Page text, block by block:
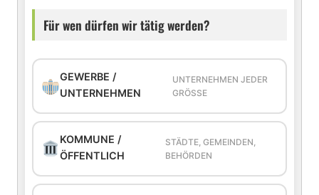
Für wen dürfen wir tätig werden?
GEWERBE /
UNTERNEHMEN
UNTERNEHMEN JEDER
GRÖSSE
KOMMUNE /
ÖFFENTLICH
STÄDTE, GEMEINDEN,
BEHÖRDEN